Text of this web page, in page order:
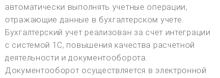
автоматически выполнять учетные операции,
отражающие данные в бухгалтерском учете.
Бухгалтерский учет реализован за счет интеграции
с системой 1С, повышения качества расчетной
деятельности и документооборота.
Документооборот осуществляется в электронной